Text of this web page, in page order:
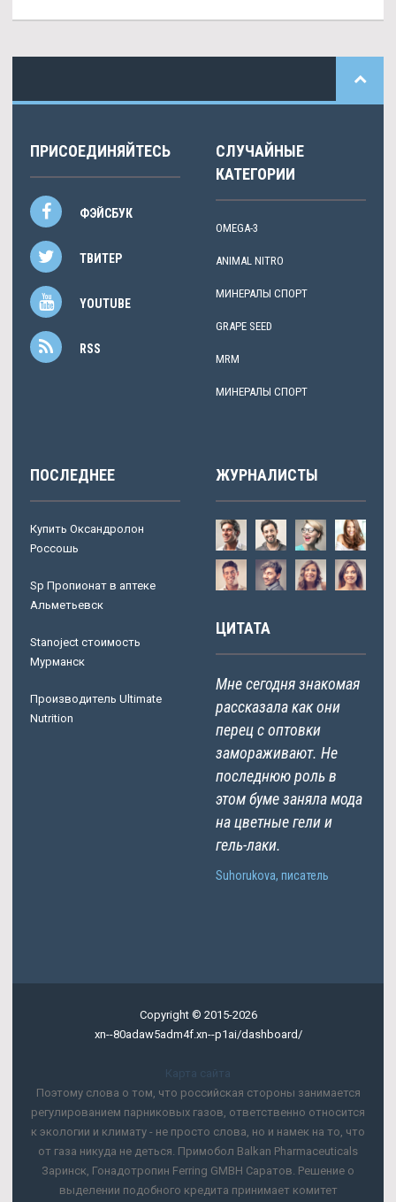
ПРИСОЕДИНЯЙТЕСЬ
ФЭЙСБУК
ТВИТЕР
YOUTUBE
RSS
СЛУЧАЙНЫЕ
КАТЕГОРИИ
OMEGA-3
ANIMAL NITRO
МИНЕРАЛЫ СПОРТ
GRAPE SEED
MRM
МИНЕРАЛЫ СПОРТ
ПОСЛЕДНЕЕ
Купить Оксандролон
Россошь
Sp Пропионат в аптеке
Альметьевск
Stanoject стоимость
Мурманск
Производитель Ultimate
Nutrition
ЖУРНАЛИСТЫ
ЦИТАТА
Мне сегодня знакомая
рассказала как они
перец с оптовки
замораживают. Не
последнюю роль в
этом буме заняла мода
на цветные гели и
гель-лаки.
Suhorukova, писатель
Copyright © 2015-2026
xn--80adaw5adm4f.xn--p1ai/dashboard/
Карта сайта
Поэтому слова о том, что российская стороны занимается
регулированием парниковых газов, ответственно относится
к экологии и климату - не просто слова, но и намек на то, что
от газа никуда не деться. Примобол Balkan Pharmaceuticals
Заринск, Гонадотропин Ferring GMBH Саратов. Решение о
выделении подобного кредита принимает комитет